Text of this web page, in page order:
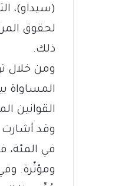
(سيداو)،
ذلك.
ومن خلال
المساواة
القوانين
في المئة،